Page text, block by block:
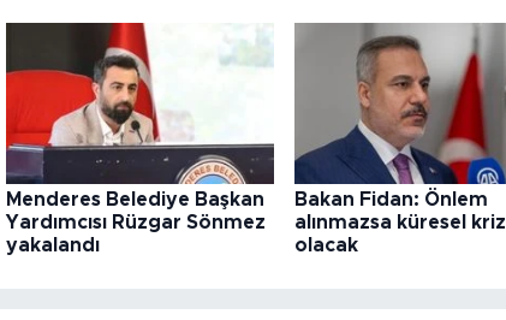
Menderes Belediye Başkan
Yardımcısı Rüzgar Sönmez
yakalandı
Bakan Fidan: Önlem
alınmazsa küresel kriz
olacak